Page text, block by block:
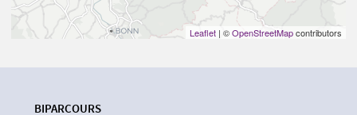
Leaflet | ©OpenStreetMapcontributors
BIPARCOURS